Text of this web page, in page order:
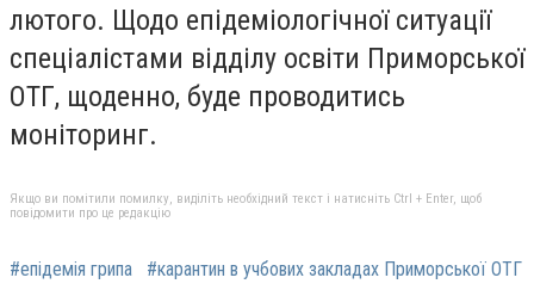
лютого. Щодо епідеміологічної ситуації
спеціалістами відділу освіти Приморської
ОТГ, щоденно, буде проводитись
моніторинг.
Якщо ви помітили помилку, виділіть необхідний текст і натисніть Ctrl + Enter, щоб
повідомити про це редакцію
#епідемія грипа #карантин в учбових закладах Приморської ОТГ